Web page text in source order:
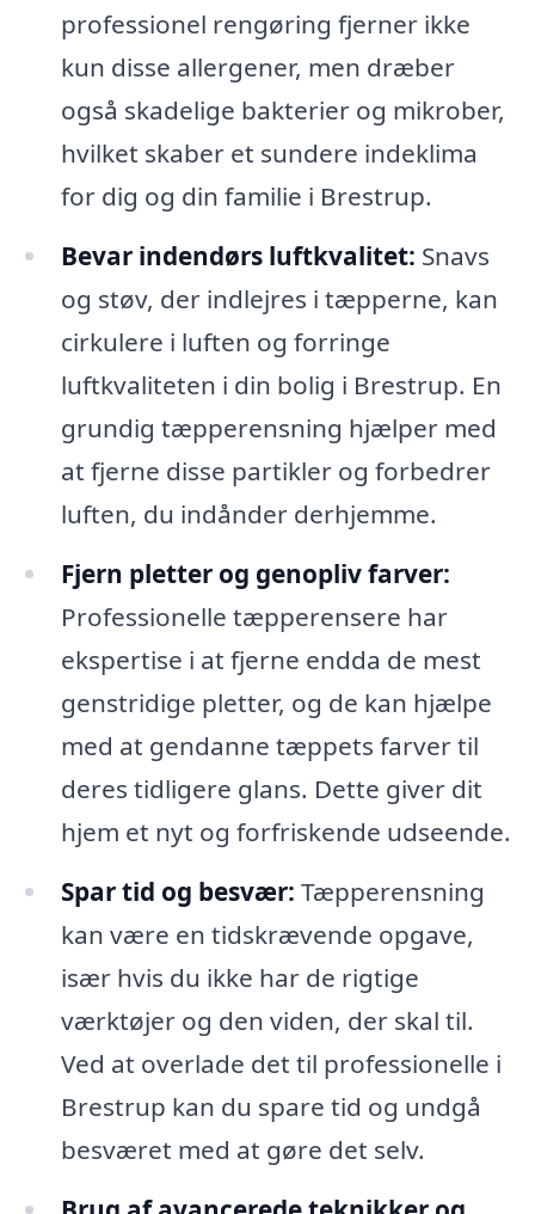
professionel rengøring fjerner ikke
kun disse allergener, men dræber
også skadelige bakterier og mikrober,
hvilket skaber et sundere indeklima
for dig og din familie i Brestrup.
Bevar indendørs luftkvalitet: Snavs
og støv, der indlejres i tæpperne, kan
cirkulere i luften og forringe
luftkvaliteten i din bolig i Brestrup. En
grundig tæpperensning hjælper med
at fjerne disse partikler og forbedrer
luften, du indånder derhjemme.
Fjern pletter og genopliv farver:
Professionelle tæpperensere har
ekspertise i at fjerne endda de mest
genstridige pletter, og de kan hjælpe
med at gendanne tæppets farver til
deres tidligere glans. Dette giver dit
hjem et nyt og forfriskende udseende.
Spar tid og besvær: Tæpperensning
kan være en tidskrævende opgave,
især hvis du ikke har de rigtige
værktøjer og den viden, der skal til.
Ved at overlade det til professionelle i
Brestrup kan du spare tid og undgå
besværet med at gøre det selv.